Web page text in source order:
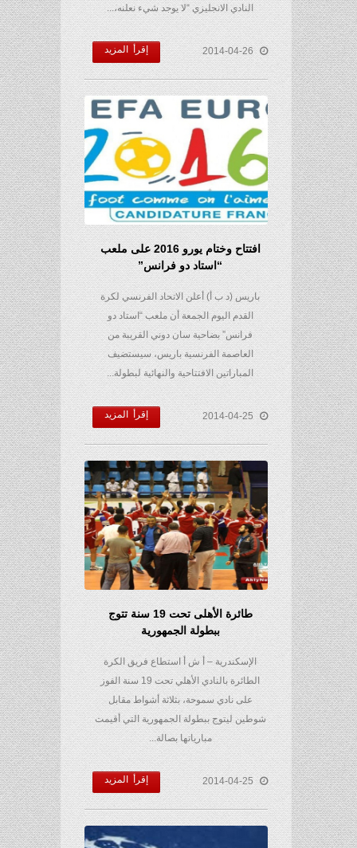
النادي الانجليزي “لا يوجد شيء نعلنه،...
2014-04-26 إقرأ المزيد
افتتاح وختام يورو 2016 على ملعب
“استاد دو فرانس”
باريس (د ب أ) أعلن الاتحاد الفرنسي لكرة
القدم اليوم الجمعة أن ملعب “استاد دو
فرانس” بضاحية سان دوني القريبة من
العاصمة الفرنسية باريس، سيستضيف
المباراتين الافتتاحية والنهائية لبطولة...
2014-04-25 إقرأ المزيد
طائرة الأهلى تحت 19 سنة تتوج
ببطولة الجمهورية
الإسكندرية – أ ش أ استطاع فريق الكرة
الطائرة بالنادي الأهلي تحت 19 سنة الفوز
على نادي سموحة، بثلاثة أشواط مقابل
شوطين ليتوج ببطولة الجمهورية التي أقيمت
مبارياتها بصالة...
2014-04-25 إقرأ المزيد